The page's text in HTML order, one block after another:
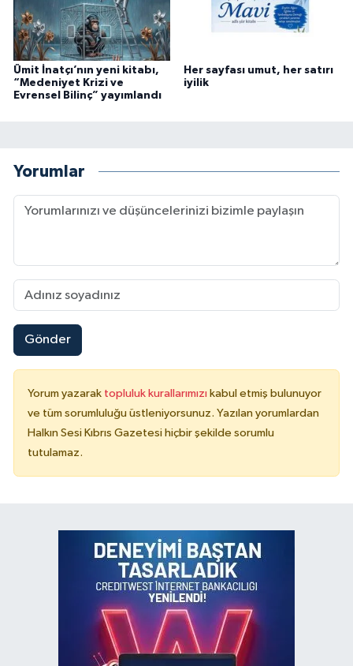
Ümit İnatçı’nın yeni kitabı,
“Medeniyet Krizi ve
Evrensel Bilinç” yayımlandı
Her sayfası umut, her satırı
iyilik
Yorumlar
Gönder
Yorum yazarak topluluk kurallarımızı kabul etmiş bulunuyor
ve tüm sorumluluğu üstleniyorsunuz. Yazılan yorumlardan
Halkın Sesi Kıbrıs Gazetesi hiçbir şekilde sorumlu
tutulamaz.